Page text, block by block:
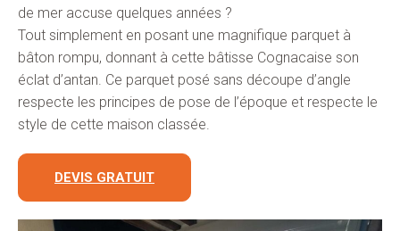
de mer accuse quelques années ?
Tout simplement en posant une magnifique parquet à
bâton rompu, donnant à cette bâtisse Cognacaise son
éclat d’antan. Ce parquet posé sans découpe d’angle
respecte les principes de pose de l’époque et respecte le
style de cette maison classée.
DEVIS GRATUIT